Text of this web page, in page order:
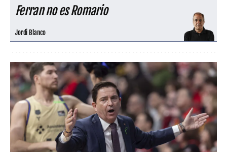
Ferran no es Romario
Jordi Blanco